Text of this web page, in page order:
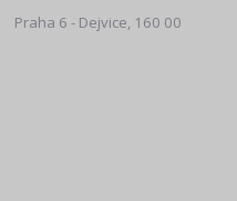
Praha 6 - Dejvice, 160 00